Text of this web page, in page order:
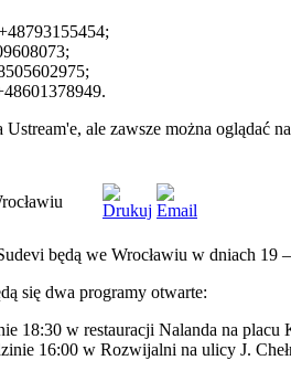
ale zawsze można oglądać
będą we Wrocławiu w dniach 19
się dwa programy otwarte:
18:30 w restauracji Nalanda na placu
16:00 w Rozwijalni na ulicy J.